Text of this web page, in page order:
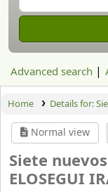
Advanced search
Home Details for:
Normal view
Siete
ELOSEGUI